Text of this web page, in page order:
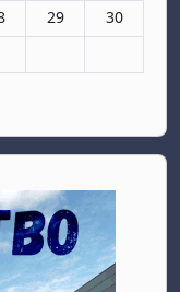
26 август
четвъртък, 27
събития, петък, 28
Няма събития,
29 Няма
30